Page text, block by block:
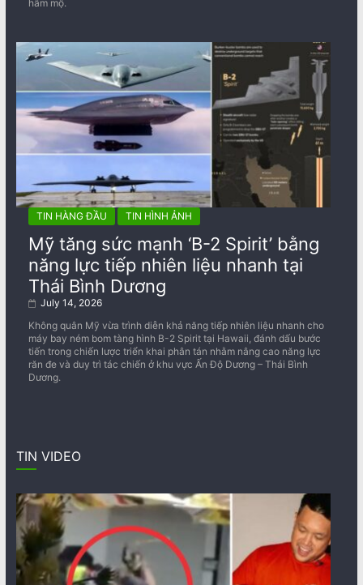
hâm mộ.
TIN HÀNG ĐẦU TIN HÌNH ẢNH
Mỹ tăng sức mạnh ‘B-2 Spirit’ bằng
năng lực tiếp nhiên liệu nhanh tại
Thái Bình Dương
July 14, 2026
Không quân Mỹ vừa trình diễn khả năng tiếp nhiên liệu nhanh cho
máy bay ném bom tàng hình B-2 Spirit tại Hawaii, đánh dấu bước
tiến trong chiến lược triển khai phân tán nhằm nâng cao năng lực
răn đe và duy trì tác chiến ở khu vực Ấn Độ Dương – Thái Bình
Dương.
TIN VIDEO